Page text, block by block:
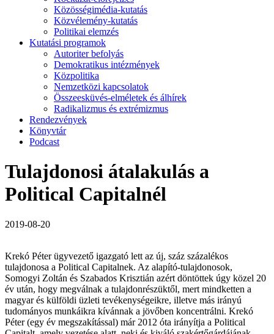
Közösségimédia-kutatás
Közvélemény-kutatás
Politikai elemzés
Kutatási programok
Autoriter befolyás
Demokratikus intézmények
Közpolitika
Nemzetközi kapcsolatok
Összeesküvés-elméletek és álhírek
Radikalizmus és extrémizmus
Rendezvények
Könyvtár
Podcast
Tulajdonosi átalakulás a
Political Capitalnél
2019-08-20
Krekó Péter ügyvezető igazgató lett az új, száz százalékos
tulajdonosa a Political Capitalnek. Az alapító-tulajdonosok,
Somogyi Zoltán és Szabados Krisztián azért döntöttek úgy közel 20
év után, hogy megválnak a tulajdonrészüktől, mert mindketten a
magyar és külföldi üzleti tevékenységeikre, illetve más irányú
tudományos munkáikra kívánnak a jövőben koncentrálni. Krekó
Péter (egy év megszakítással) már 2012 óta irányítja a Political